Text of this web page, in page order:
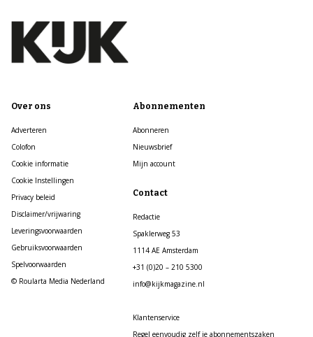
Over ons
Adverteren
Colofon
Cookie informatie
Cookie Instellingen
Privacy beleid
Disclaimer/vrijwaring
Leveringsvoorwaarden
Gebruiksvoorwaarden
Spelvoorwaarden
© Roularta Media Nederland
Abonnementen
Abonneren
Nieuwsbrief
Mijn account
Contact
Redactie
Spaklerweg 53
1114 AE Amsterdam
+31 (0)20 – 210 5300
info@kijkmagazine.nl
Klantenservice
Regel eenvoudig zelf je abonnementszaken